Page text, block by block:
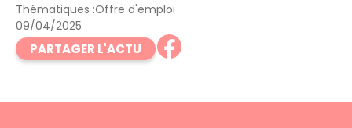
Thématiques :Offre d'emploi
09/04/2025
PARTAGER L'ACTU